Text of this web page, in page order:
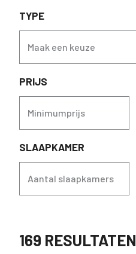
TYPE
Maak een keuze
PRIJS
Minimumprijs
SLAAPKAMER
Aantal slaapkamers
169 RESULTATEN